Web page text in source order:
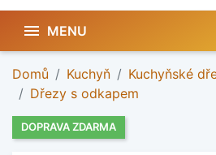
 MENU
Domů Kuchyň Kuchyňské
Dřezy s odkapem
DOPRAVA ZDARMA